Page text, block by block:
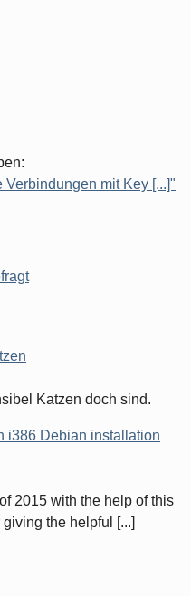
Verbindungen mit Key [...]"
Katzen doch sind.
i386 Debian installation
2015 with the help of this
the helpful [...]